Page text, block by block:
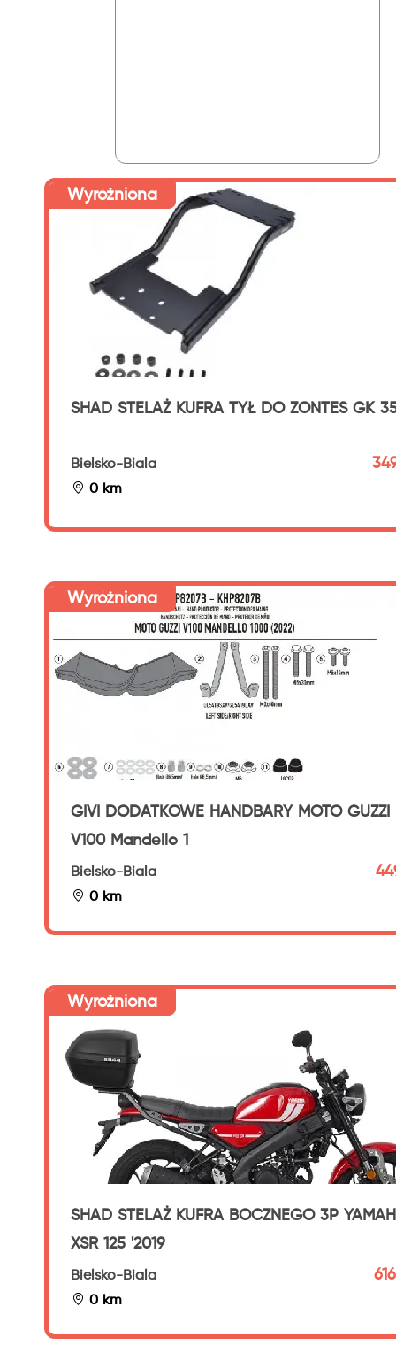
Wyróżniona
SHAD STELAŻ KUFRA TYŁ DO ZONTES GK
Bielsko-Biala
0 km
Wyróżniona
GIVI DODATKOWE HANDBARY MOTO GUZZI
V100 Mandello 1
Bielsko-Biala
0 km
Wyróżniona
SHAD STELAŻ KUFRA BOCZNEGO 3P
XSR 125 '2019
Bielsko-Biala
0 km